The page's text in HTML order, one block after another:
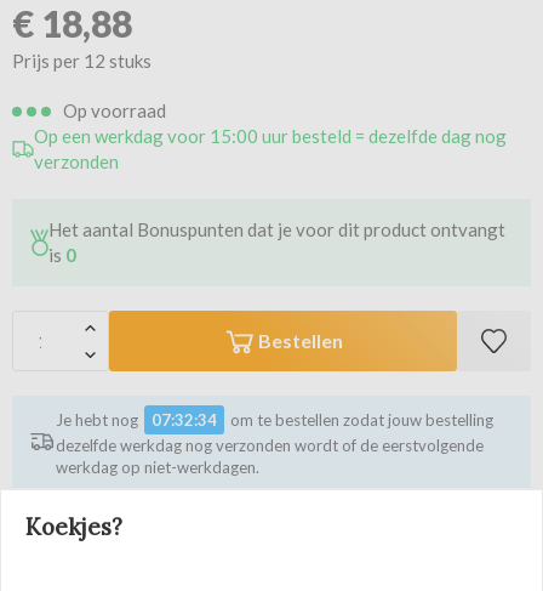
€ 18,88
Prijs per 12 stuks
Op voorraad
Op een werkdag voor 15:00 uur besteld = dezelfde dag nog
verzonden
Het aantal Bonuspunten dat je voor dit product ontvangt
is 0
Bestellen
Je hebt nog 07:32:34
om te bestellen zodat jouw bestelling
dezelfde werkdag nog verzonden wordt of de eerstvolgende
werkdag op niet-werkdagen.
Vergelijk dit artikel
Koekjes?